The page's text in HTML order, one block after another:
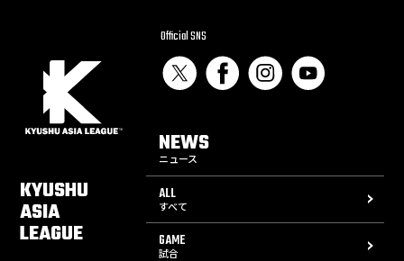
KYUSHU
ASIA
LEAGUE
Official SNS
NEWS
ニュース
ALL
すべて
GAME
試合